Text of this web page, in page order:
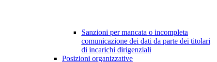
Sanzioni per mancata o incompleta
comunicazione dei dati da parte dei titolari
di incarichi dirigenziali
Posizioni organizzative